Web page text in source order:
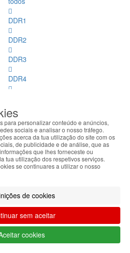
DDR1
DDR2
DDR3
DDR4
Discos
SSD
Discos SSD
Ver
todos
Sata
M.2
Sata
M.2
para personalizar conteúdo e anúncios,
sociais e analisar o nosso tráfego.
acerca da tua utilização do site com os
de publicidade e de análise, que as
que lhes forneceste ou
tua utilização dos respetivos serviços.
se continuares a utilizar o nosso
de cookies
sem aceitar
cookies